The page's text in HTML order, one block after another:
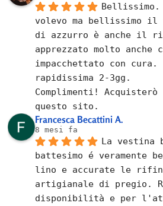
Bellissimo.
volevo ma bellissimo
di azzurro è anche il
apprezzato molto anche
impacchettato con cura.
rapidissima 2-3gg.
Complimenti!
questo sito.
Francesca Becattini A.
8 mesi fa
La vestina
battesimo é
lino e accurate le
artigianale di pregio.
disponibilità e per